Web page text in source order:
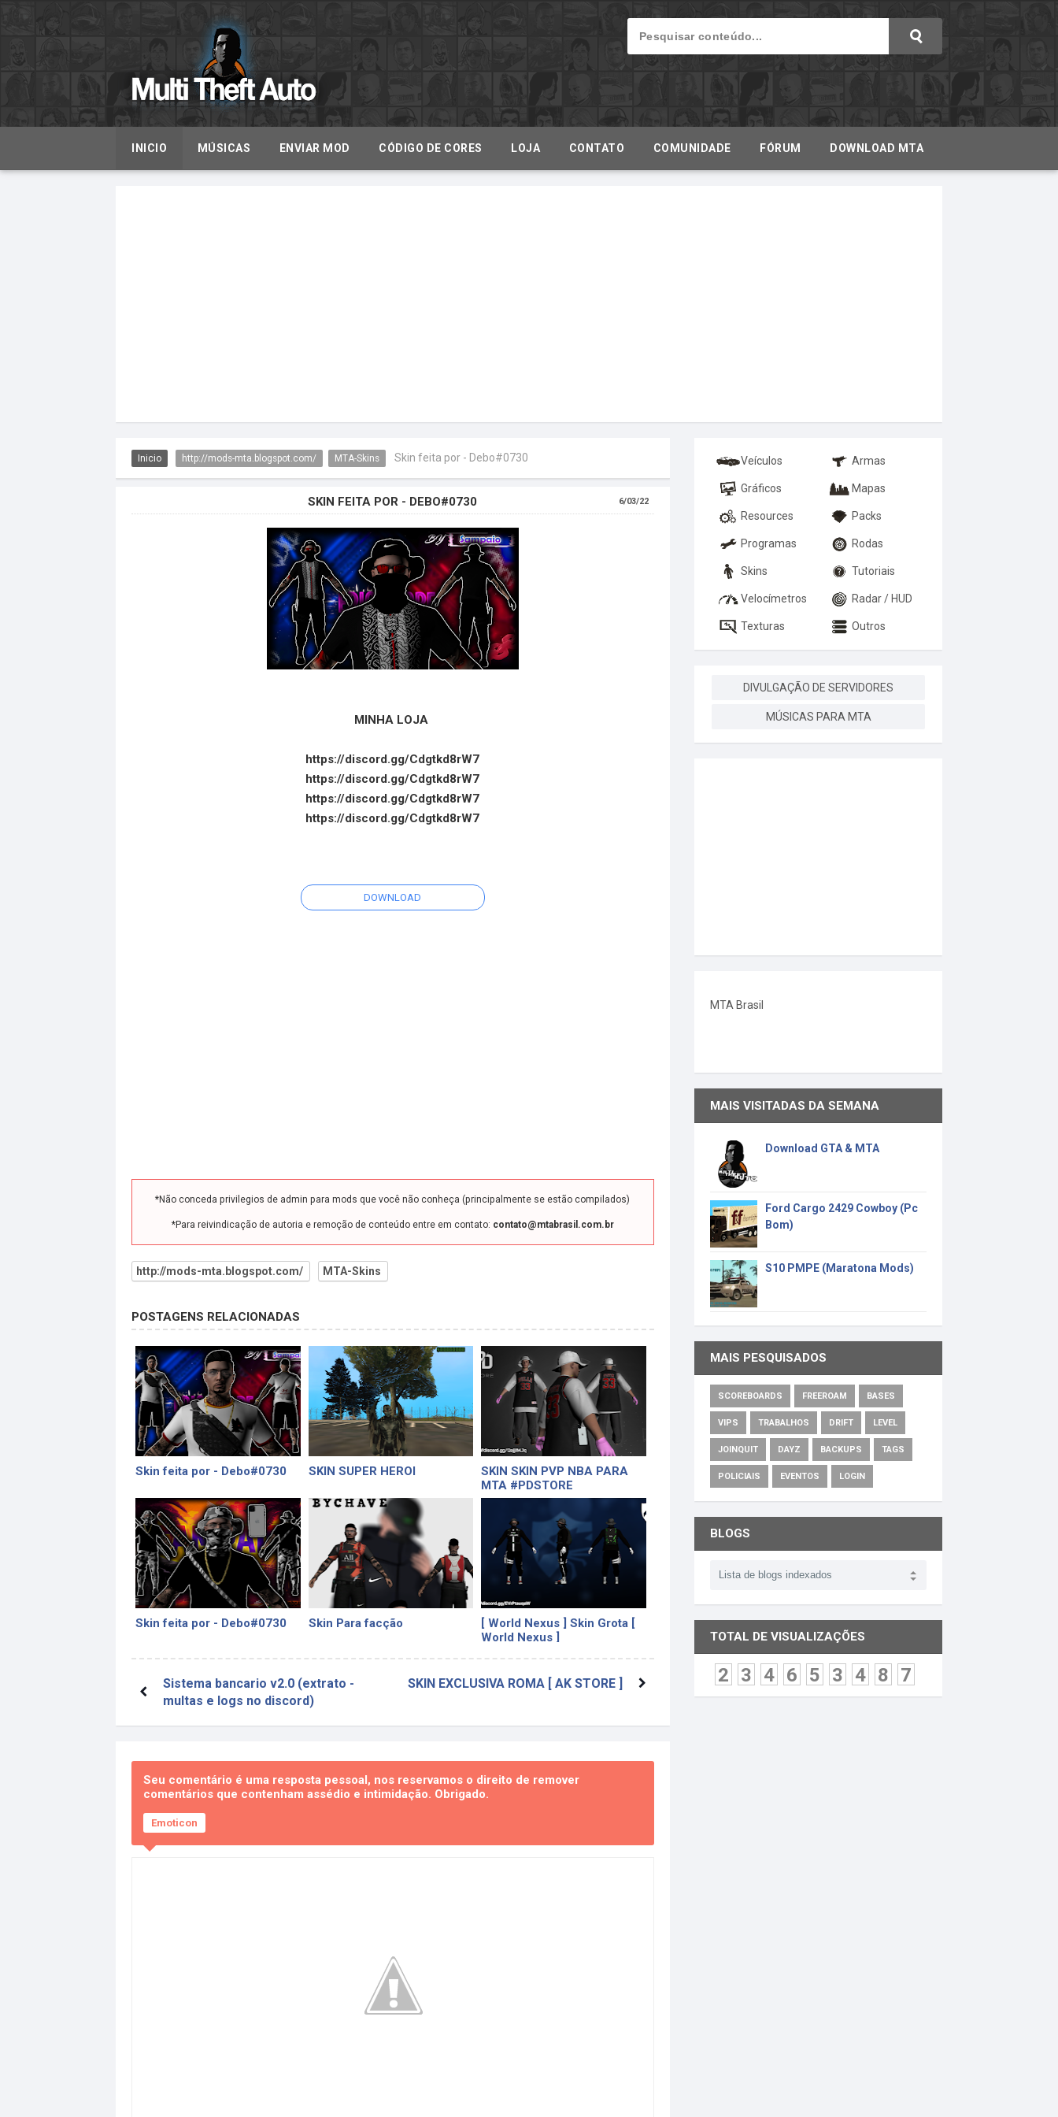
INICIO MÚSICAS ENVIAR MOD CÓDIGO DE CORES LOJA CONTATO COMUNIDADE FÓRUM DOWNLOAD MTA
Inicio http://mods-mta.blogspot.com/ MTA-Skins Skin feita por - Debo#0730
SKIN FEITA POR - DEBO#0730 6/03/22
MINHA LOJA
https://discord.gg/Cdgtkd8rW7
https://discord.gg/Cdgtkd8rW7
https://discord.gg/Cdgtkd8rW7
https://discord.gg/Cdgtkd8rW7
DOWNLOAD
*Não conceda privilegios de admin para mods que você não conheça (principalmente se estão compilados)
*Para reivindicação de autoria e remoção de conteúdo entre em contato: contato@mtabrasil.com.br
http://mods-mta.blogspot.com/ MTA-Skins
POSTAGENS RELACIONADAS
Skin feita por - Debo#0730 SKIN SUPER HEROI
SKIN SKIN PVP NBA PARA
MTA #PDSTORE
Skin feita por - Debo#0730 Skin Para facção
[ World Nexus ] Skin Grota [
World Nexus ]
Sistema bancario v2.0 (extrato -
multas e logs no discord)
SKIN EXCLUSIVA ROMA [ AK STORE ]
Seu comentário é uma resposta pessoal, nos reservamos o direito de remover
comentários que contenham assédio e intimidação. Obrigado.
Emoticon
Veículos Armas
Gráficos Mapas
Resources Packs
Programas Rodas
Skins Tutoriais
Velocímetros Radar / HUD
Texturas Outros
DIVULGAÇÃO DE SERVIDORES
MÚSICAS PARA MTA
MTA Brasil
MAIS VISITADAS DA SEMANA
Download GTA & MTA
Ford Cargo 2429 Cowboy (Pc
Bom)
S10 PMPE (Maratona Mods)
MAIS PESQUISADOS
SCOREBOARDS FREEROAM BASES
VIPS TRABALHOS DRIFT LEVEL
JOINQUIT DAYZ BACKUPS TAGS
POLICIAIS EVENTOS LOGIN
BLOGS
TOTAL DE VISUALIZAÇÕES
2 3 4 6 5 3 4 8 7